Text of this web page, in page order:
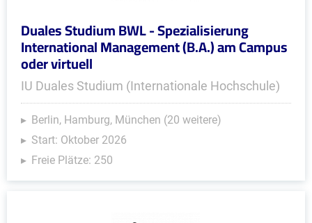
Duales Studium BWL - Spezialisierung
International Management (B.A.) am Campus
oder virtuell
IU Duales Studium (Internationale Hochschule)
Berlin, Hamburg, München (20 weitere)
Start: Oktober 2026
Freie Plätze: 250